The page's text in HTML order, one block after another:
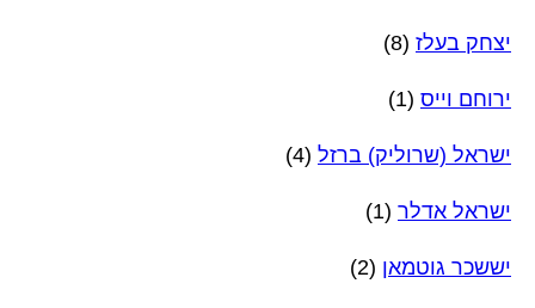
יצחק בעלז (8)
ירוחם וייס (1)
ישראל (שרוליק) ברזל (4)
ישראל אדלר (1)
יששכר גוטמאן (2)